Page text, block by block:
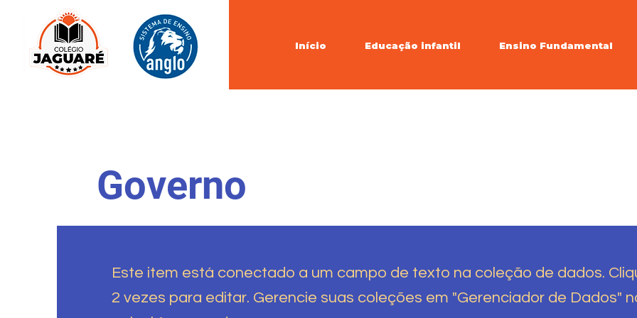
Início Educação infantil Ensino Fundamental
Governo
Este item está conectado a um campo de texto na coleção de dados.
2 vezes para editar. Gerencie suas coleções em "Gerenciador de Dados"